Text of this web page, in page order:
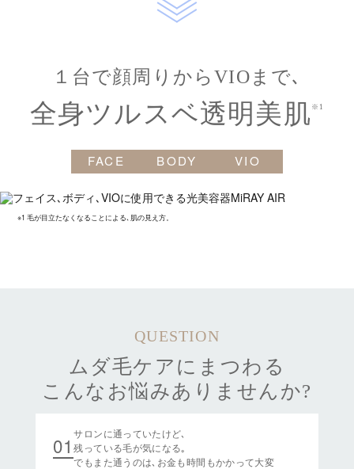
１台で顔周りからVIOまで､
全身ツルスベ透明美肌 ※1
FACE BODY VIO
※1 毛が目立たなくなることによる､肌の見え方。
QUESTION
ムダ毛ケアにまつわる
こんなお悩みありませんか?
01サロンに通っていたけど､
残っている毛が気になる｡
でもまた通うのは､お金も時間もかかって大変